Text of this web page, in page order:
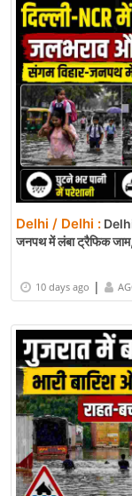
Delhi / Delhi :
जनपथ में लंबा ट्रैफिक
10 days ago |